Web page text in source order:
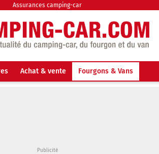
Assurances camping-car
Achat & vente Fourgons & Vans